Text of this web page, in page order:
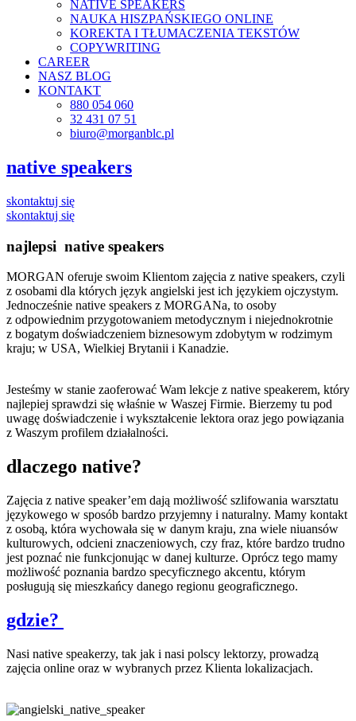
NATIVE SPEAKERS
NAUKA HISZPAŃSKIEGO ONLINE
KOREKTA I TŁUMACZENIA TEKSTÓW
COPYWRITING
CAREER
NASZ BLOG
KONTAKT
880 054 060
32 431 07 51
biuro@morganblc.pl
native speakers
skontaktuj się
skontaktuj się
najlepsi native speakers
MORGAN oferuje swoim Klientom zajęcia z native speakers, czyli
z osobami dla których język angielski jest ich językiem ojczystym.
Jednocześnie native speakers z MORGANa, to osoby
z odpowiednim przygotowaniem metodycznym i niejednokrotnie
z bogatym doświadczeniem biznesowym zdobytym w rodzimym
kraju; w USA, Wielkiej Brytanii i Kanadzie.
Jesteśmy w stanie zaoferować Wam lekcje z native speakerem, który
najlepiej sprawdzi się właśnie w Waszej Firmie. Bierzemy tu pod
uwagę doświadczenie i wykształcenie lektora oraz jego powiązania
z Waszym profilem działalności.
dlaczego native?
Zajęcia z native speaker’em dają możliwość szlifowania warsztatu
językowego w sposób bardzo przyjemny i naturalny. Mamy kontakt
z osobą, która wychowała się w danym kraju, zna wiele niuansów
kulturowych, odcieni znaczeniowych, czy fraz, które bardzo trudno
jest poznać nie funkcjonując w danej kulturze. Oprócz tego mamy
możliwość poznania bardzo specyficznego akcentu, którym
posługują się mieszkańcy danego regionu geograficznego.
gdzie?
Nasi native speakerzy, tak jak i nasi polscy lektorzy, prowadzą
zajęcia online oraz w wybranych przez Klienta lokalizacjach.